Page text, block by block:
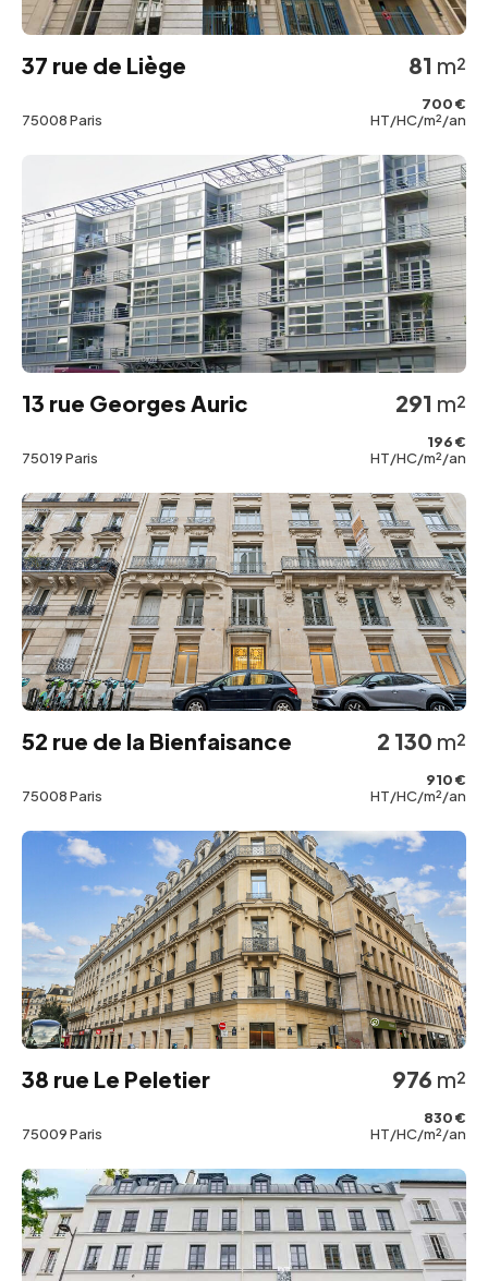
37 rue de Liège
75008 Paris
81 m²
700 €
HT/HC/m²/an
13 rue Georges Auric
75019 Paris
291 m²
196 €
HT/HC/m²/an
52 rue de la Bienfaisance
75008 Paris
2 130 m²
910 €
HT/HC/m²/an
38 rue Le Peletier
75009 Paris
976 m²
830 €
HT/HC/m²/an